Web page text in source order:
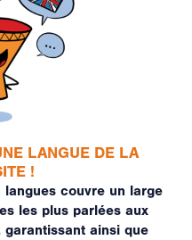
LANGUE DE LA
!
couvre un large
les plus parlées aux
garantissant ainsi que